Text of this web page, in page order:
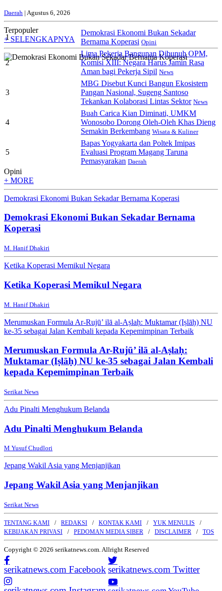
Daerah | Agustus 6, 2026
Terpopuler
+ SELENGKAPNYA
1
Demokrasi Ekonomi Bukan Sekadar
Bernama Koperasi Opini
2
Lima Pekerja Bangunan Dibunuh OPM,
Komisi XIII: Negara Harus Jamin Rasa
Aman bagi Pekerja Sipil News
3
MBG Disebut Kunci Bangun Ekosistem
Pangan Nasional, Sugeng Santoso
Tekankan Kolaborasi Lintas Sektor News
4
Buah Carica Kian Diminati, UMKM
Wonosobo Dorong Oleh-Oleh Khas Dieng
Semakin Berkembang Wisata & Kuliner
5
Bapas Yogyakarta dan Poltek Imipas
Evaluasi Program Magang Taruna
Pemasyarakan Daerah
Opini
+ MORE
Demokrasi Ekonomi Bukan Sekadar Bernama Koperasi
Demokrasi Ekonomi Bukan Sekadar Bernama
Koperasi
M. Hanif Dhakiri
Ketika Koperasi Memikul Negara
Ketika Koperasi Memikul Negara
M. Hanif Dhakiri
Merumuskan Formula Ar-Rujū’ ilā al-Aṣlaḥ: Muktamar (Iṣlāḥ) NU
ke-35 sebagai Jalan Kembali kepada Kepemimpinan Terbaik
Merumuskan Formula Ar-Rujū’ ilā al-Aṣlaḥ:
Muktamar (Iṣlāḥ) NU ke-35 sebagai Jalan Kembali
kepada Kepemimpinan Terbaik
Serikat News
Adu Pinalti Menghukum Belanda
Adu Pinalti Menghukum Belanda
M Yusuf Chudlori
Jepang Wakil Asia yang Menjanjikan
Jepang Wakil Asia yang Menjanjikan
Serikat News
TENTANG KAMI REDAKSI KONTAK KAMI
YUK MENULIS
KEBIJAKAN PRIVASI
PEDOMAN MEDIA SIBER DISCLAIMER TOS
Copyright © 2026 serikatnews.com. Allright Reserved
serikatnews.com Facebook serikatnews.com Twitter